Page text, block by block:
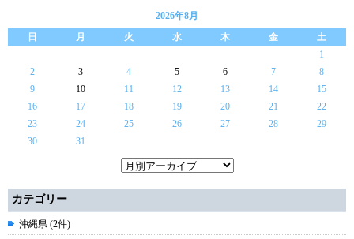
2026年8月
日
月 火 水 木 金
土
1
2
3 4 5 6 7
8
9
10 11 12 13 14
15
16
17 18 19 20 21
22
23
24 25 26 27 28
29
30
31
カテゴリー
沖縄県 (2件)